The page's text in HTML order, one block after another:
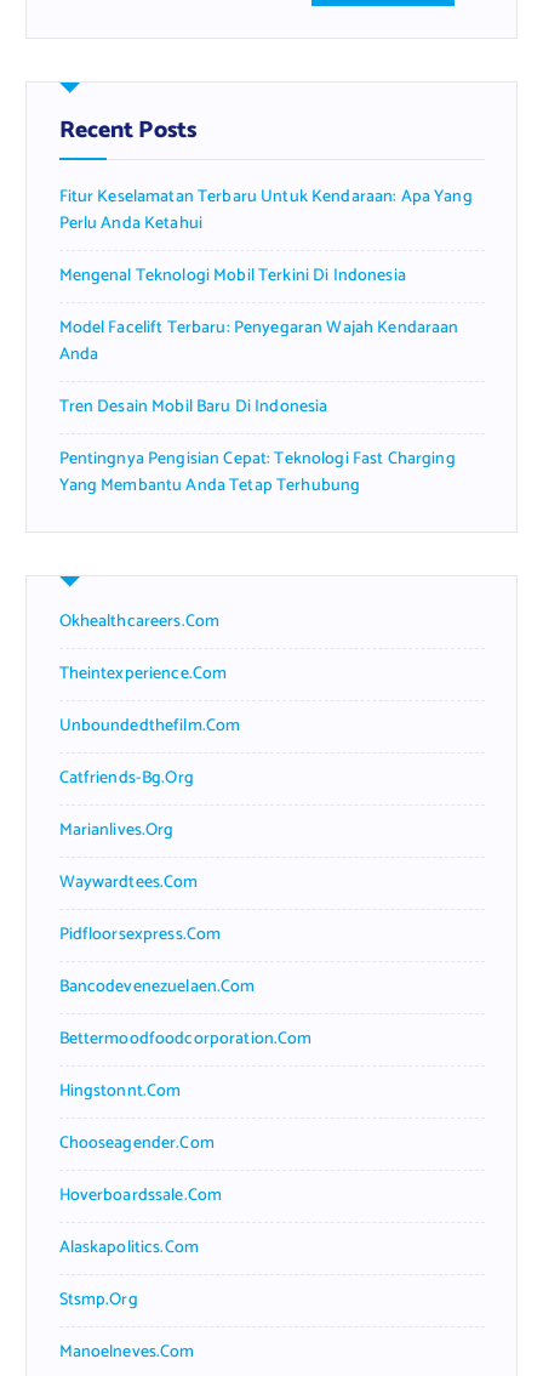
r
h
f
o
:
Recent Posts
Fitur Keselamatan Terbaru Untuk Kendaraan: Apa Yang
Perlu Anda Ketahui
Mengenal Teknologi Mobil Terkini Di Indonesia
Model Facelift Terbaru: Penyegaran Wajah Kendaraan
Anda
Tren Desain Mobil Baru Di Indonesia
Pentingnya Pengisian Cepat: Teknologi Fast Charging
Yang Membantu Anda Tetap Terhubung
Okhealthcareers.com
Theintexperience.com
Unboundedthefilm.com
Catfriends-Bg.org
Marianlives.org
Waywardtees.com
Pidfloorsexpress.com
Bancodevenezuelaen.com
Bettermoodfoodcorporation.com
Hingstonnt.com
Chooseagender.com
Hoverboardssale.com
Alaskapolitics.com
Stsmp.org
Manoelneves.com